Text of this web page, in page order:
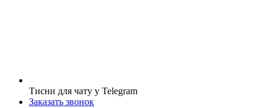
Тисни для чату у Telegram
Заказать звонок